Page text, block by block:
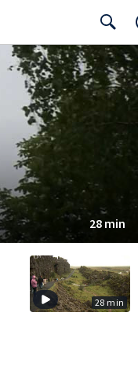
Search
28 min
28 min